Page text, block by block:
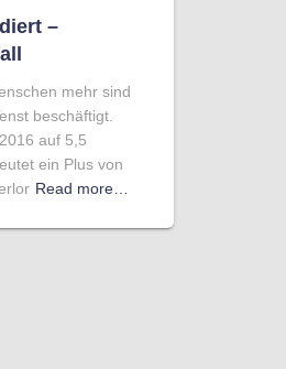
–
mehr sind
beschäftigt.
auf 5,5
ein Plus von
Read more…